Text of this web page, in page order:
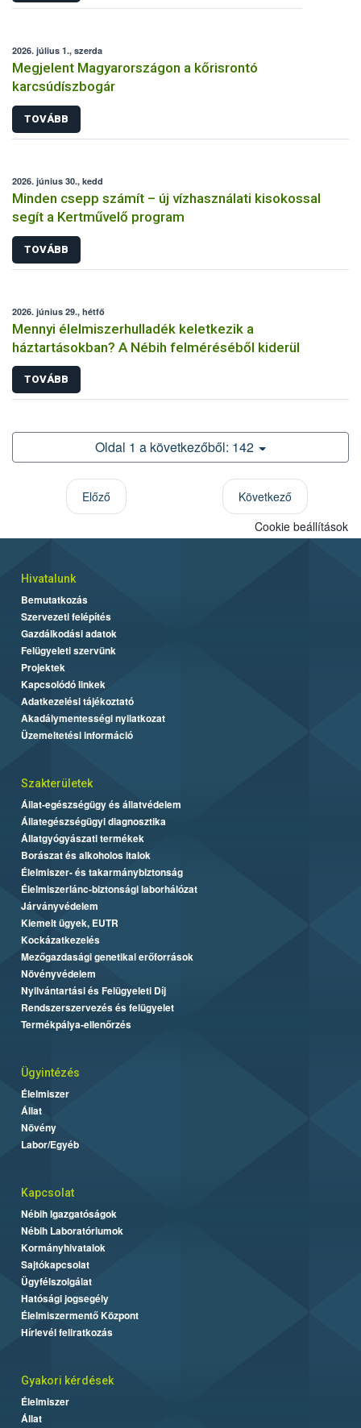
2026. július 1., szerda
Megjelent Magyarországon a kőrisrontó
karcsúdíszbogár
TOVÁBB
2026. június 30., kedd
Minden csepp számít – új vízhasználati kisokossal
segít a Kertművelő program
TOVÁBB
2026. június 29., hétfő
Mennyi élelmiszerhulladék keletkezik a
háztartásokban? A Nébih felméréséből kiderül
TOVÁBB
Oldal 1 a következőből: 142
Előző
Következő
Cookie beállítások
Hivatalunk
Bemutatkozás
Szervezeti felépítés
Gazdálkodási adatok
Felügyeleti szervünk
Projektek
Kapcsolódó linkek
Adatkezelési tájékoztató
Akadálymentességi nyilatkozat
Üzemeltetési információ
Szakterületek
Állat-egészségügy és állatvédelem
Állategészségügyi diagnosztika
Állatgyógyászati termékek
Borászat és alkoholos italok
Élelmiszer- és takarmánybiztonság
Élelmiszerlánc-biztonsági laborhálózat
Járványvédelem
Kiemelt ügyek, EUTR
Kockázatkezelés
Mezőgazdasági genetikai erőforrások
Növényvédelem
Nyilvántartási és Felügyeleti Díj
Rendszerszervezés és felügyelet
Termékpálya-ellenőrzés
Ügyintézés
Élelmiszer
Állat
Növény
Labor/Egyéb
Kapcsolat
Nébih Igazgatóságok
Nébih Laboratóriumok
Kormányhivatalok
Sajtókapcsolat
Ügyfélszolgálat
Hatósági jogsegély
Élelmiszermentő Központ
Hírlevél feliratkozás
Gyakori kérdések
Élelmiszer
Állat